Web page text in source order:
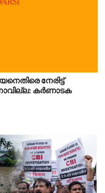
നേരിട്ട്
കർണാടക